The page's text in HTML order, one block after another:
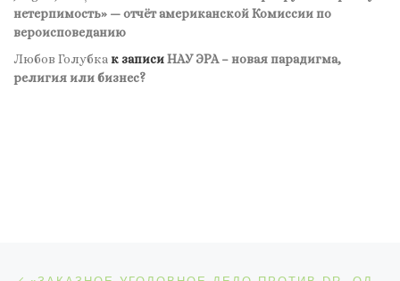
нетерпимость» — отчёт американской Комиссии по
вероисповеданию
Любов Голубка к записиНАУ ЭРА – новая парадигма,
религия или бизнес?